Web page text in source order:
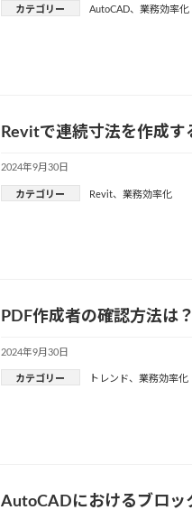
カテゴリー AutoCAD、 業務効率化
Revitで連続寸法を作成
2024年9月30日
カテゴリー Revit、 業務効率化
PDF作成者の確認方法は
2024年9月30日
カテゴリー トレンド、 業務効率化
AutoCADにおけるブロッ